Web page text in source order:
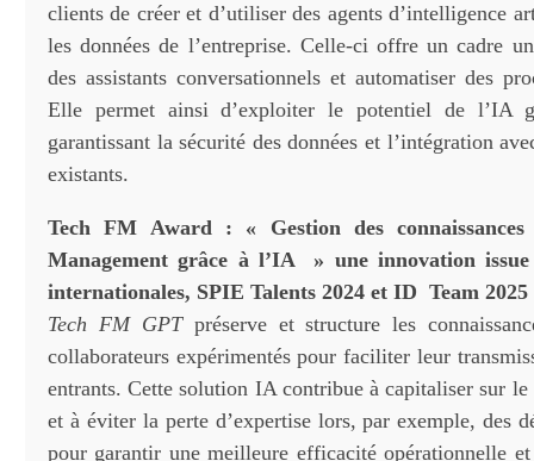
clients de créer et d’utiliser des agents d’intelligence
les données de l’entreprise. Celle-ci offre un cadre
des assistants conversationnels et automatiser des
Elle permet ainsi d’exploiter le potentiel de l’IA
garantissant la sécurité des données et l’intégration
existants.
Tech FM Award : « Gestion des
Management grâce à l’IA » une innovation issue
internationales, SPIE Talents 2024 et ID Team 2025
Tech FM GPTpréserve et structure les
collaborateurs expérimentés pour faciliter leur
entrants. Cette solution IA contribue à capitaliser sur
et à éviter la perte d’expertise lors, par exemple, des
pour garantir une meilleure efficacité opérationnelle